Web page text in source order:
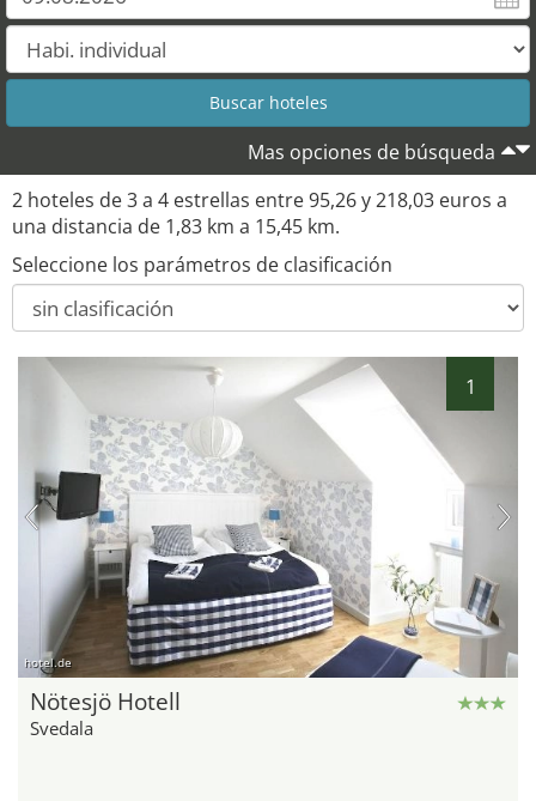
Mas opciones de búsqueda
2 hoteles de 3 a 4 estrellas entre 95,26 y 218,03 euros a
una distancia de 1,83 km a 15,45 km.
Seleccione los parámetros de clasificación
1
hotel.de
Nötesjö Hotell
Svedala